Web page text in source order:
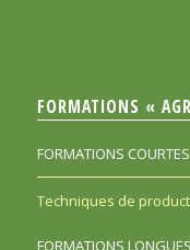
FORMATIONS «
FORMATIONS COURTES
Techniques de
FORMATIONS LONGUES